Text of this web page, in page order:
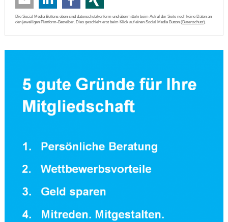
Die Social Media Buttons oben sind datenschutzkonform und übermitteln beim Aufruf der Seite noch keine Daten an
den jeweiligen Plattform-Betreiber. Dies geschieht erst beim Klick auf einen Social Media Button (Datenschutz).